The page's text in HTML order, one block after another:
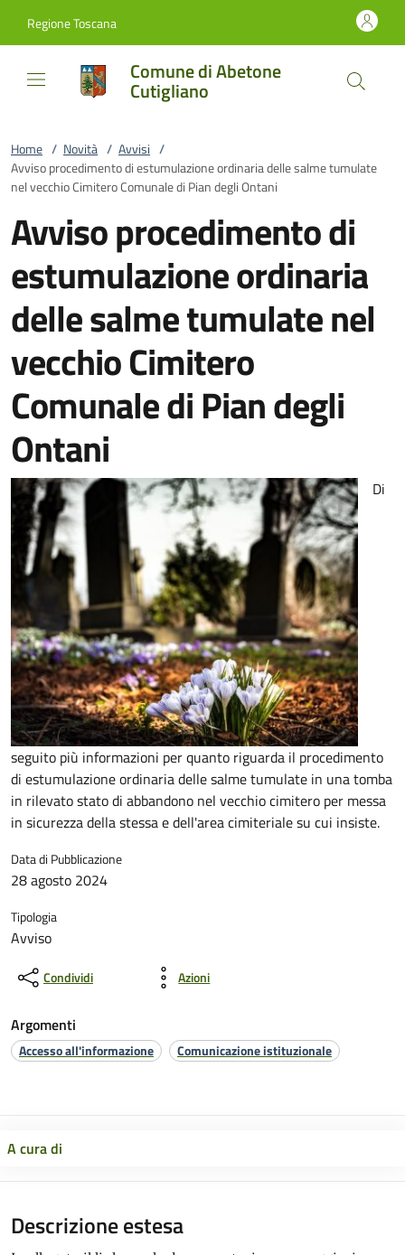
Regione Toscana
Comune di Abetone
Cutigliano
Home / Novità / Avvisi /
Avviso procedimento di estumulazione ordinaria delle salme tumulate
nel vecchio Cimitero Comunale di Pian degli Ontani
Avviso procedimento di
estumulazione ordinaria
delle salme tumulate nel
vecchio Cimitero
Comunale di Pian degli
Ontani
Di
seguito più informazioni per quanto riguarda il procedimento
di estumulazione ordinaria delle salme tumulate in una tomba
in rilevato stato di abbandono nel vecchio cimitero per messa
in sicurezza della stessa e dell'area cimiteriale su cui insiste.
Data di Pubblicazione
28 agosto 2024
Tipologia
Avviso
Condividi Azioni
Argomenti
Accesso all'informazione Comunicazione istituzionale
A cura di
Descrizione estesa